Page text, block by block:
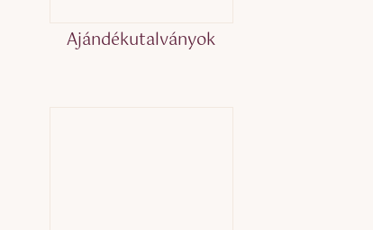
Ajándékutalványok